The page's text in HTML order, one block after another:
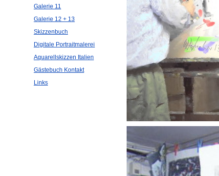
Galerie 11
Galerie 12 + 13
Skizzenbuch
Digitale Portraitmalerei
Aquarellskizzen Italien
Gästebuch Kontakt
Links